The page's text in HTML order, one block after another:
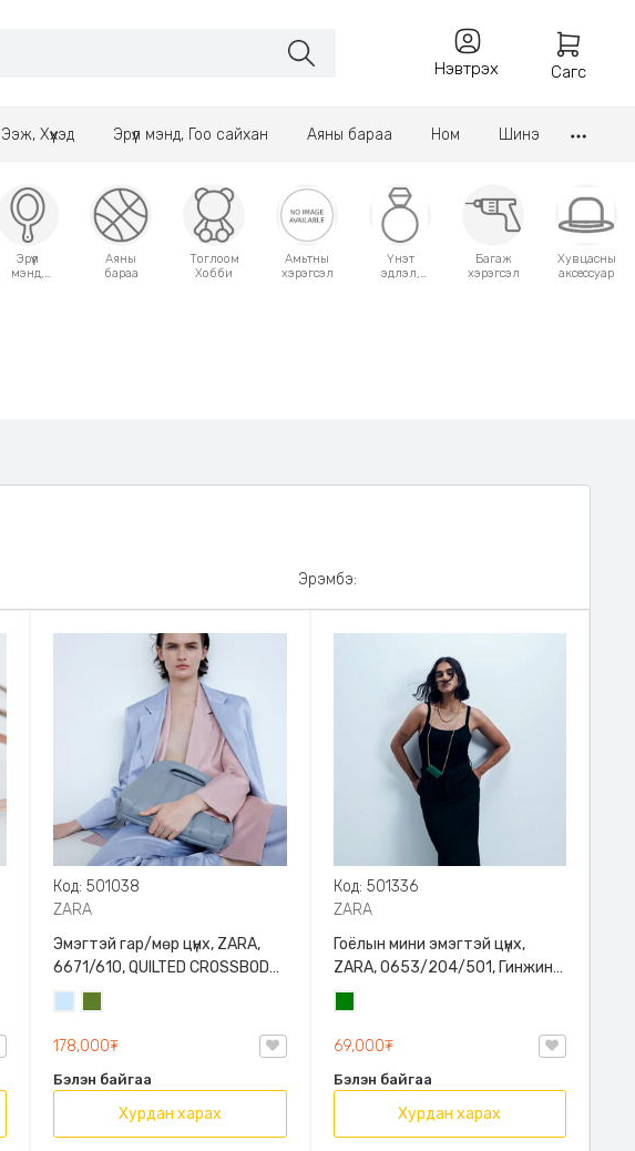
Нэвтрэх Сагс
Ээж, Хүүхэд Эрүүл мэнд, Гоо сайхан Аяны бараа Ном Шинэ
Эрүүл
мэнд,
Аяны
бараа
Тоглоом
Хобби
Амьтны
хэрэгсэл
Үнэт
эдлэл,
Багаж
хэрэгсэл
Хувцасны
аксессуар
Эрэмбэ:
Код: 501038
ZARA
Эмэгтэй гар/мөр цүнх, ZARA,
6671/610, QUILTED CROSSBODY
BAG WITH HANDLE
178,000₮
Бэлэн байгаа
Хурдан харах
Код: 501336
ZARA
Гоёлын мини эмэгтэй цүнх,
ZARA, 0653/204/501, Гинжин
оосортой, Дотроо тольтой
69,000₮
Бэлэн байгаа
Хурдан харах